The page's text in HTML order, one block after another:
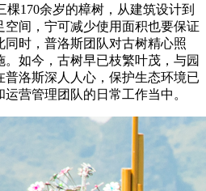
170余岁的樟树，从建筑设计到
间，宁可减少使用面积也要保证
同时，普洛斯团队对古树精心照
如今，古树早已枝繁叶茂，与园
普洛斯深人人心，保护生态环境已
营管理团队的日常工作当中。